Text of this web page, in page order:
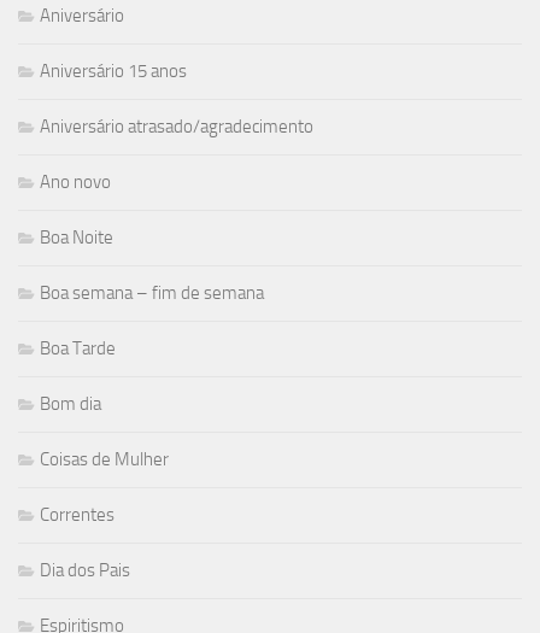
Aniversário
Aniversário 15 anos
Aniversário atrasado/agradecimento
Ano novo
Boa Noite
Boa semana – fim de semana
Boa Tarde
Bom dia
Coisas de Mulher
Correntes
Dia dos Pais
Espiritismo